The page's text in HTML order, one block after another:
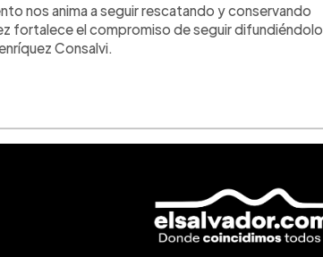
nos anima a seguir rescatando y conservando
fortalece el compromiso de seguir difundiéndolo
Consalvi.